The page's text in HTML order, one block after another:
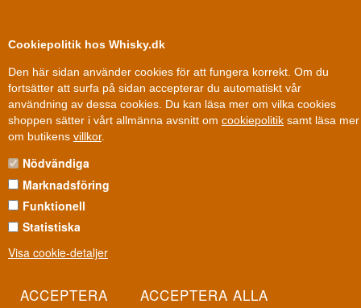
Cookiepolitik hos Whisky.dk
Den här sidan använder cookies för att fungera korrekt. Om du
fortsätter att surfa på sidan accepterar du automatiskt vår
användning av dessa cookies. Du kan läsa mer om vilka cookies
shoppen sätter i vårt allmänna avsnitt om cookiepolitik samt läsa mer
om butikens villkor.
Nödvändiga
Marknadsföring
Funktionell
Statistiska
Visa cookie-detaljer
Fri leverans Fri frakt vid 899 dkk
DRICKRECEPT
Bli inspirerad till läckra drinkar med drinkrecept
Dryckerecept är bra att ha, så du kan alltid enkelt se vad som
behöver användas. Vi har samlat ett brett urval av klassiska och
populära drinkrecept på denna sida, så det finns något för alla.
Oavsett om du gillar gin, vodka , rom eller något helt annat kan du
det räcker till hela kvällen. Hitta de bästa drinkrecepten på denna